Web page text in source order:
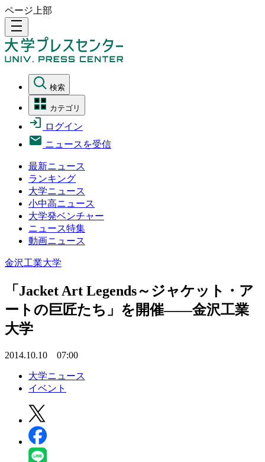
ページ上部
density_medium
検索
カテゴリ
ログイン
ニュースを受信
最新ニュース
ランキング
大学ニュース
小中高ニュース
大学発ベンチャー
ニュース特集
動画ニュース
金沢工業大学
「Jacket Art Legends～ジャケット・ア
ートの巨匠たち」を開催――金沢工業
大学
2014.10.10 07:00
大学ニュース
イベント